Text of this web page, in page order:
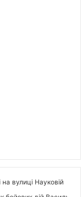
вулиці Науковій